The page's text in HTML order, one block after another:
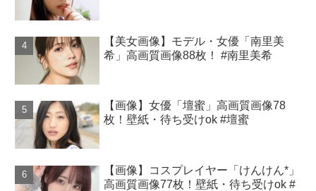
【美女画像】モデル・女優「南里美
希」高画質画像88枚！ #南里美希
【画像】女優「壇蜜」高画質画像78
枚！壁紙・待ち受けok #壇蜜
【画像】コスプレイヤー「けんけん*」
高画質画像77枚！壁紙・待ち受けok #